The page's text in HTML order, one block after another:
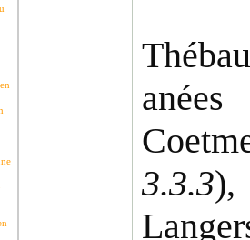
3.3.3),